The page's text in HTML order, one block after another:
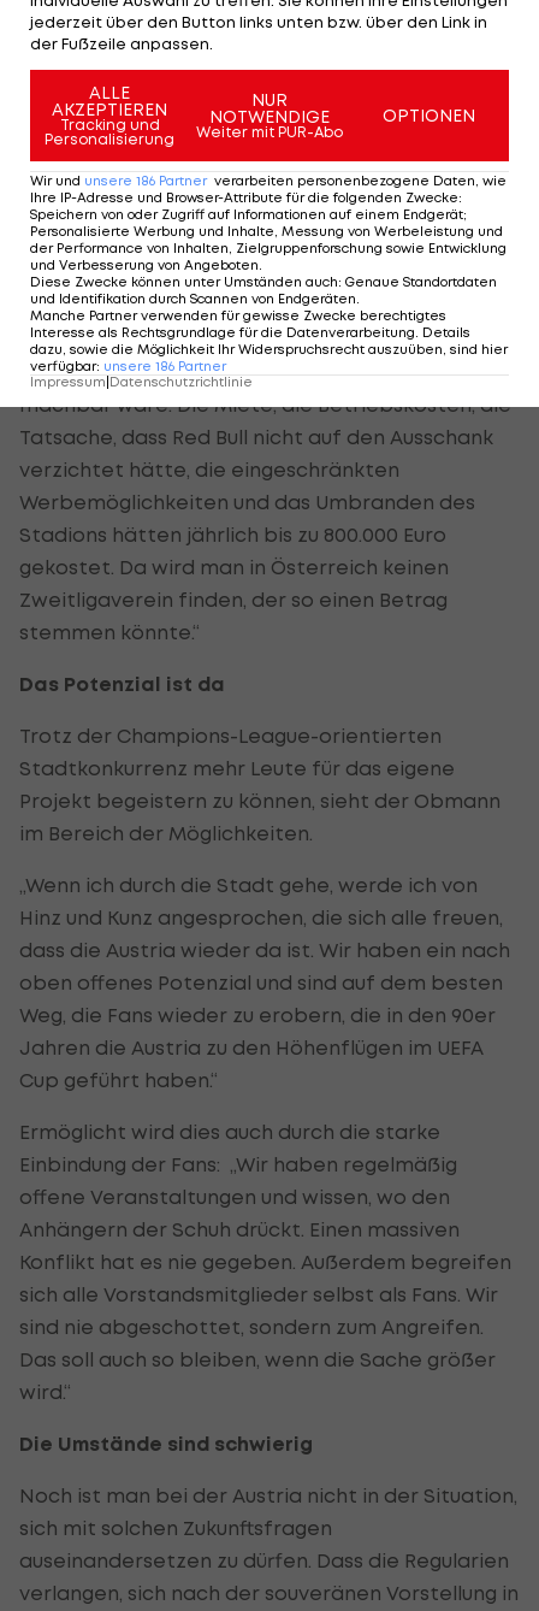
Sportstadion, in dem man zumindest
Zweitligapartien austragen könnte. Die Red Bull
Arena liegt ja auch in Wals-Siezenheim und nicht in
der Stadt“, fordert Windischbauer.
Sich trotz schlechten Gewissens in das Bett des
Feindes zu legen, ist nicht nur aus
organisatorischen Gründen nach Lieferings
Aufstieg unmöglich: „Vor einem Jahr haben wir uns
mit der Betreibergesellschaft und Vertretern von
Red Bull unterhalten und sind zu dem Ergebnis
gekommen, dass es für uns auch finanziell nicht
machbar wäre. Die Miete, die Betriebskosten, die
Tatsache, dass Red Bull nicht auf den Ausschank
verzichtet hätte, die eingeschränkten
Werbemöglichkeiten und das Umbranden des
Stadions hätten jährlich bis zu 800.000 Euro
gekostet. Da wird man in Österreich keinen
Zweitligaverein finden, der so einen Betrag
stemmen könnte.“
Das Potenzial ist da
Trotz der Champions-League-orientierten
Stadtkonkurrenz mehr Leute für das eigene
Projekt begeistern zu können, sieht der Obmann
im Bereich der Möglichkeiten.
„Wenn ich durch die Stadt gehe, werde ich von
Hinz und Kunz angesprochen, die sich alle freuen,
dass die Austria wieder da ist. Wir haben ein nach
oben offenes Potenzial und sind auf dem besten
Weg, die Fans wieder zu erobern, die in den 90er
Jahren die Austria zu den Höhenflügen im UEFA
Cup geführt haben.“
Ermöglicht wird dies auch durch die starke
Einbindung der Fans: „Wir haben regelmäßig
offene Veranstaltungen und wissen, wo den
Anhängern der Schuh drückt. Einen massiven
Konflikt hat es nie gegeben. Außerdem begreifen
sich alle Vorstandsmitglieder selbst als Fans. Wir
sind nie abgeschottet, sondern zum Angreifen.
Das soll auch so bleiben, wenn die Sache größer
wird.“
Die Umstände sind schwierig
Noch ist man bei der Austria nicht in der Situation,
sich mit solchen Zukunftsfragen
auseinandersetzen zu dürfen. Dass die Regularien
verlangen, sich nach der souveränen Vorstellung in
jederzeit über den Button links unten bzw. über den Link in
der Fußzeile anpassen.
ALLE
AKZEPTIEREN
Tracking und
Personalisierung
NUR
NOTWENDIGE
Weiter mit PUR-Abo
OPTIONEN
Wir und unsere 186 Partner verarbeiten personenbezogene Daten, wie
Ihre IP-Adresse und Browser-Attribute für die folgenden Zwecke:
Speichern von oder Zugriff auf Informationen auf einem Endgerät;
Personalisierte Werbung und Inhalte, Messung von Werbeleistung und
der Performance von Inhalten, Zielgruppenforschung sowie Entwicklung
und Verbesserung von Angeboten
Diese Zwecke können unter Umständen auch: Genaue Standortdaten
und Identifikation durch Scannen von Endgeräten
Manche Partner verwenden für gewisse Zwecke berechtigtes
Interesse als Rechtsgrundlage für die Datenverarbeitung. Details
dazu, sowie die Möglichkeit Ihr Widerspruchsrecht auszuüben, sind hier
verfügbar: unsere 186 Partner
Impressum|Datenschutzrichtlinie